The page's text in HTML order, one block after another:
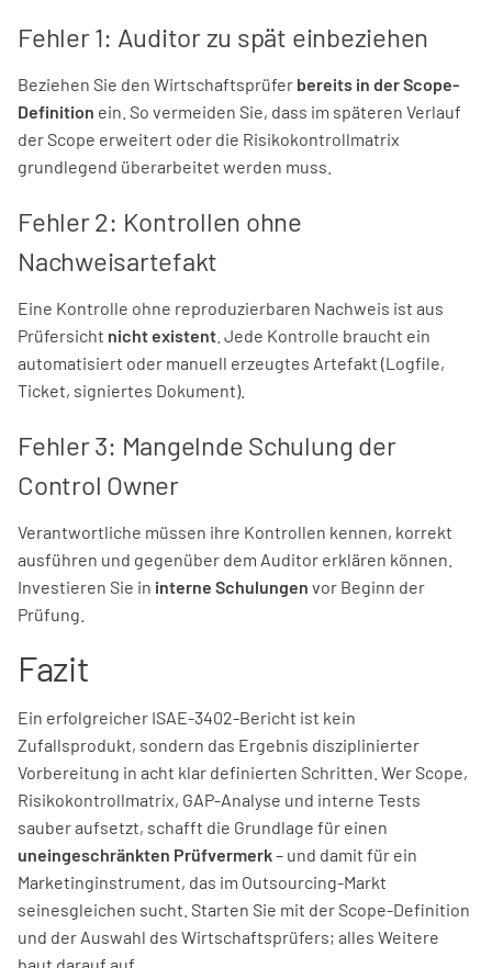
Fehler 1: Auditor zu spät einbeziehen
Beziehen Sie den Wirtschaftsprüfer bereits in der Scope-
Definition ein. So vermeiden Sie, dass im späteren Verlauf
der Scope erweitert oder die Risikokontrollmatrix
grundlegend überarbeitet werden muss.
Fehler 2: Kontrollen ohne
Nachweisartefakt
Eine Kontrolle ohne reproduzierbaren Nachweis ist aus
Prüfersicht nicht existent . Jede Kontrolle braucht ein
automatisiert oder manuell erzeugtes Artefakt (Logfile,
Ticket, signiertes Dokument).
Fehler 3: Mangelnde Schulung der
Control Owner
Verantwortliche müssen ihre Kontrollen kennen, korrekt
ausführen und gegenüber dem Auditor erklären können.
Investieren Sie in interne Schulungen vor Beginn der
Prüfung.
Fazit
Ein erfolgreicher ISAE-3402-Bericht ist kein
Zufallsprodukt, sondern das Ergebnis disziplinierter
Vorbereitung in acht klar definierten Schritten. Wer Scope,
Risikokontrollmatrix, GAP-Analyse und interne Tests
sauber aufsetzt, schafft die Grundlage für einen
uneingeschränkten Prüfvermerk– und damit für ein
Marketinginstrument, das im Outsourcing-Markt
seinesgleichen sucht. Starten Sie mit der Scope-Definition
und der Auswahl des Wirtschaftsprüfers; alles Weitere